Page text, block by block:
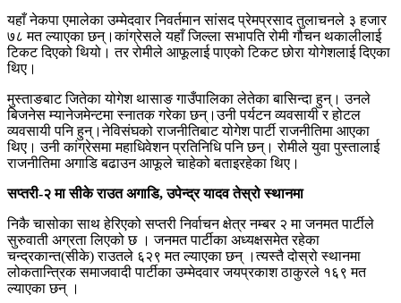
यहाँ नेकपा एमालेका उम्मेदवार निवर्तमान सांसद प्रेमप्रसाद तुलाचनले ३ हजार
७८ मत ल्याएका छन्।कांग्रेसले यहाँ जिल्ला सभापति रोमी गौचन थकालीलाई
टिकट दिएको थियो। तर रोमीले आफूलाई पाएको टिकट छोरा योगेशलाई दिएका
थिए।
मुस्ताङबाट जितेका योगेश थासाङ गाउँपालिका लेतेका बासिन्दा हुन्। उनले
बिजनेस म्यानेजमेन्टमा स्नातक गरेका छन्।उनी पर्यटन व्यवसायी र होटल
व्यवसायी पनि हुन्।नेविसंघको राजनीतिबाट योगेश पार्टी राजनीतिमा आएका
थिए। उनी कांग्रेसमा महाधिवेशन प्रतिनिधि पनि छन्। रोमीले युवा पुस्तालाई
राजनीतिमा अगाडि बढाउन आफूले चाहेको बताइरहेका थिए।
सप्तरी-२ मा सीके राउत अगाडि, उपेन्द्र यादव तेस्रो स्थानमा
निकै चासोका साथ हेरिएको सप्तरी निर्वाचन क्षेत्र नम्बर २ मा जनमत पार्टीले
सुरुवाती अग्रता लिएको छ । जनमत पार्टीका अध्यक्षसमेत रहेका
चन्द्रकान्त(सीके) राउतले ६२९ मत ल्याएका छन् ।त्यस्तै दोस्रो स्थानमा
लोकतान्त्रिक समाजवादी पार्टीका उम्मेदवार जयप्रकाश ठाकुरले १६९ मत
ल्याएका छन् ।